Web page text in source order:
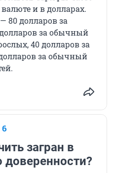
и в долларах.
80 долларов за
за обычный
40 долларов за
за обычный
6
загран в
доверенности?